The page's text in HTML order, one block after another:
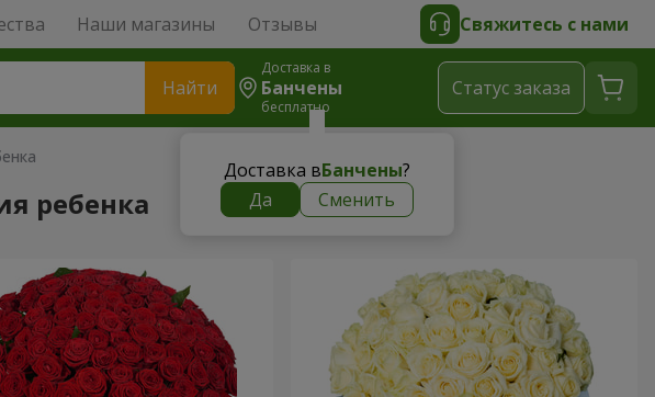
Наши магазины Отзывы Свяжитесь с нами
Найти
Доставка в
Банчены
бесплатно
Доставка вБанчены?
Да
Сменить
Cтатус заказа
ребенка